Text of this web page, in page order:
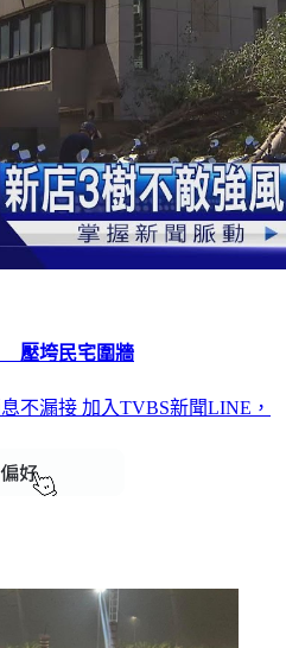
壓垮民宅圍牆
不漏接 加入TVBS新聞LINE，